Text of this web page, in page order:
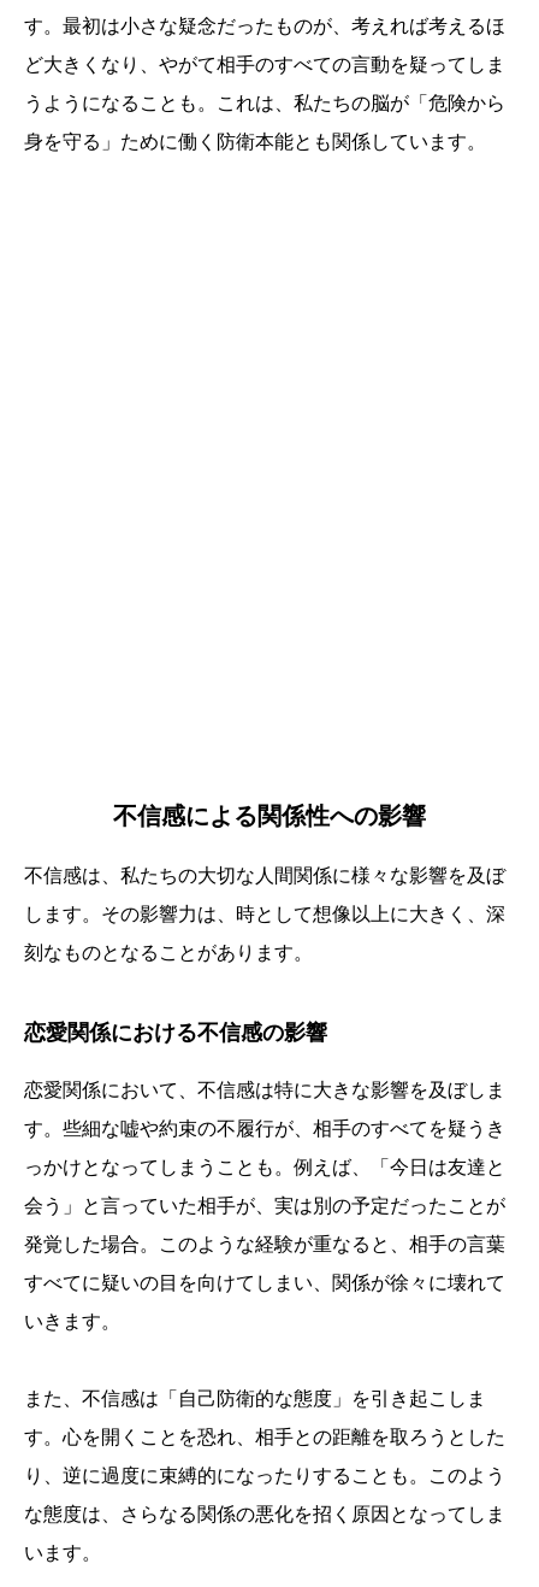
す。最初は小さな疑念だったものが、考えれば考えるほ
ど大きくなり、やがて相手のすべての言動を疑ってしま
うようになることも。これは、私たちの脳が「危険から
身を守る」ために働く防衛本能とも関係しています。
不信感による関係性への影響
不信感は、私たちの大切な人間関係に様々な影響を及ぼ
します。その影響力は、時として想像以上に大きく、深
刻なものとなることがあります。
恋愛関係における不信感の影響
恋愛関係において、不信感は特に大きな影響を及ぼしま
す。些細な嘘や約束の不履行が、相手のすべてを疑うき
っかけとなってしまうことも。例えば、「今日は友達と
会う」と言っていた相手が、実は別の予定だったことが
発覚した場合。このような経験が重なると、相手の言葉
すべてに疑いの目を向けてしまい、関係が徐々に壊れて
いきます。
また、不信感は「自己防衛的な態度」を引き起こしま
す。心を開くことを恐れ、相手との距離を取ろうとした
り、逆に過度に束縛的になったりすることも。このよう
な態度は、さらなる関係の悪化を招く原因となってしま
います。